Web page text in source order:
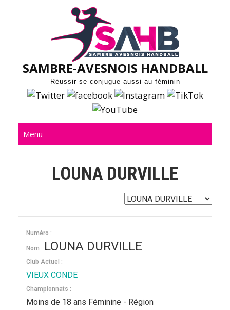
SAMBRE-AVESNOIS HANDBALL
Réussir se conjugue aussi au féminin
Menu
LOUNA DURVILLE
Numéro :
Nom : LOUNA DURVILLE
Club Actuel :
VIEUX CONDE
Championnats :
Moins de 18 ans Féminine - Région